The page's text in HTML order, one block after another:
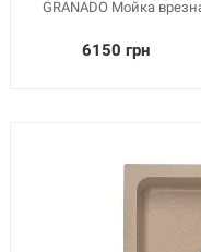
GRANADO Мойка
6150 грн